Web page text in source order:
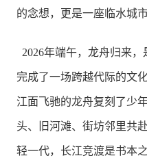
的念想，更是一座临水城
2026年端午，龙舟归来，
完成了一场跨越代际的文
江面飞驰的龙舟复刻了少
头、旧河滩、街坊邻里共
轻一代，长江竞渡是书本